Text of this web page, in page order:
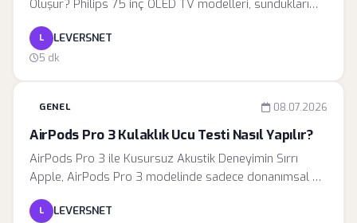
Oluşur? Philips 75 inç OLED TV modelleri, sundukları
üstün görüntü kalitesiyle bilinse de, yüksek çözünürlüklü
içeriklerin kablosuz aktarımı sırasında bazı teknik
zorluklarla karşılaşabilir. Ekran yansıtma (Screen
paketlerini kullanır.
L
LEVERSNET
5 dk
GENEL 08.07.2026
AirPods Pro 3 Kulaklık Ucu Testi Nasıl Yapılır?
AirPods Pro 3 ile Kusursuz Akustik Deneyimin Sırrı
Apple, AirPods Pro 3 modelinde sadece donanımsal bir
başarıya imza atmakla kalmıyor, aynı zamanda
kullanıcının kulak yapısına en uygun akustik ortamı
L
LEVERSNET